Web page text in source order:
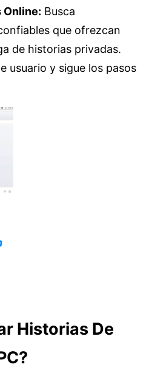
Online: Busca
que ofrezcan
de historias privadas.
usuario y sigue los pasos
Historias De